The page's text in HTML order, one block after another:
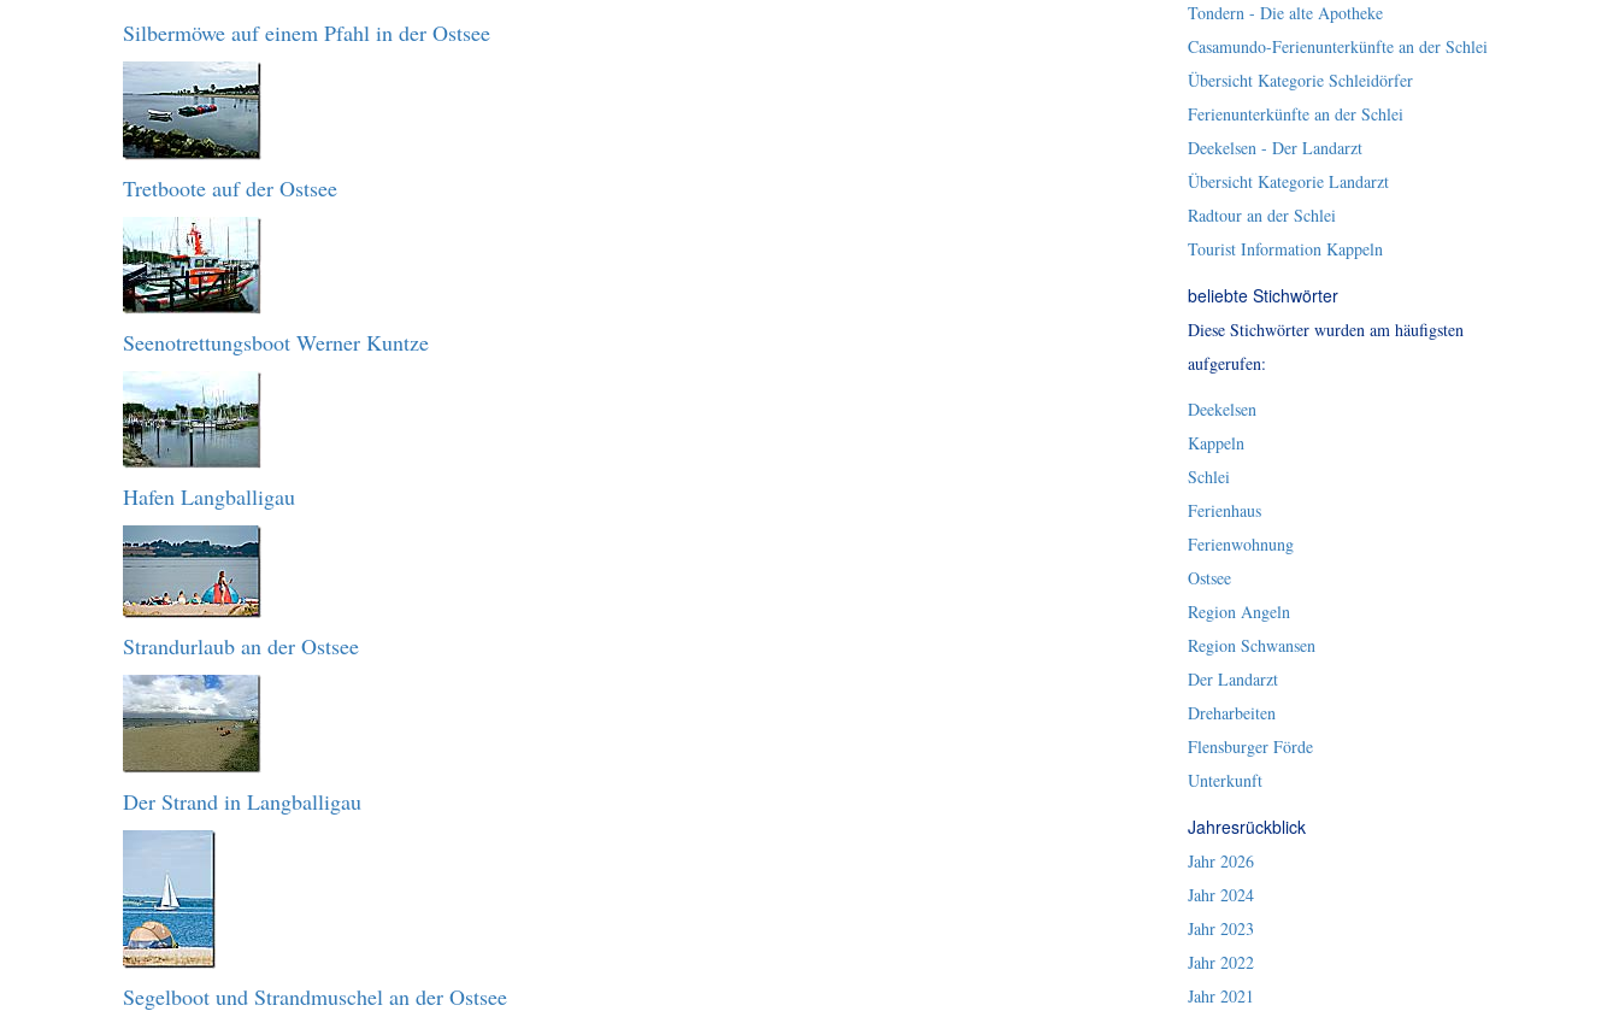
Silbermöwe auf einem Pfahl in der Ostsee
Tretboote auf der Ostsee
Seenotrettungsboot Werner Kuntze
Hafen Langballigau
Strandurlaub an der Ostsee
Der Strand in Langballigau
Segelboot und Strandmuschel an der Ostsee
Tondern - Die alte Apotheke
Casamundo-Ferienunterkünfte an der Schlei
Übersicht Kategorie Schleidörfer
Ferienunterkünfte an der Schlei
Deekelsen - Der Landarzt
Übersicht Kategorie Landarzt
Radtour an der Schlei
Tourist Information Kappeln
beliebte Stichwörter
Diese Stichwörter wurden am häufigsten
aufgerufen:
Deekelsen
Kappeln
Schlei
Ferienhaus
Ferienwohnung
Ostsee
Region Angeln
Region Schwansen
Der Landarzt
Dreharbeiten
Flensburger Förde
Unterkunft
Jahresrückblick
Jahr 2026
Jahr 2024
Jahr 2023
Jahr 2022
Jahr 2021